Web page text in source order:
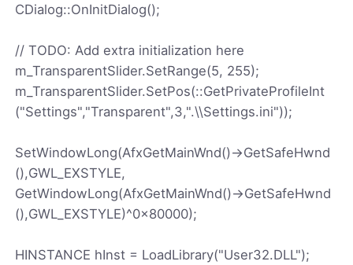
CDialog::OnInitDialog();
// TODO: Add extra initialization here
m_TransparentSlider.SetRange(5, 255);
m_TransparentSlider.SetPos(::GetPrivateProfileInt
("Settings","Transparent",3,".\\Settings.ini"));
SetWindowLong(AfxGetMainWnd()->GetSafeHwnd
(),GWL_EXSTYLE,
GetWindowLong(AfxGetMainWnd()->GetSafeHwnd
(),GWL_EXSTYLE)^0x80000);
HINSTANCE hInst = LoadLibrary("User32.DLL");